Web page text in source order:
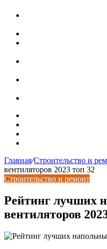
Главная/Строительство и
вентиляторов 2023 топ 32
Строительство и ремонт
Рейтинг лучших
вентиляторов